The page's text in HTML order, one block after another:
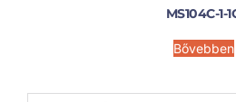
MS104C-1-
Bővebben